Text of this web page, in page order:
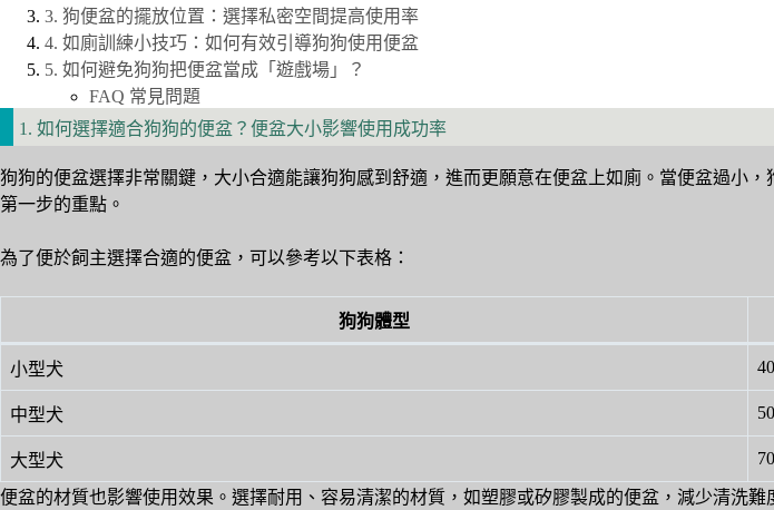
3. 狗便盆的擺放位置：選擇私密空間提高使用率
4. 如廁訓練小技巧：如何有效引導狗狗使用便盆
5. 如何避免狗狗把便盆當成「遊戲場」？
FAQ 常見問題
1. 如何選擇適合狗狗的便盆？便盆大小影響使用成功率
狗狗的便盆選擇非常關鍵，大小合適能讓狗狗感到舒適，進而更願意在便盆上如廁。當便盆過小
第一步的重點。
為了便於飼主選擇合適的便盆，可以參考以下表格：
狗狗體型
小型犬
中型犬
大型犬
便盆的材質也影響使用效果。選擇耐用、容易清潔的材質，如塑膠或矽膠製成的便盆，減少清洗難